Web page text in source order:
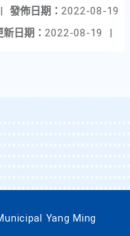
發佈日期： 2022-08-19
|
日期： 2022-08-19 |
Yang Ming